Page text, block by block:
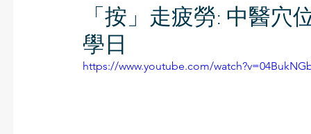
「按」走疲勞: 中醫穴
學日
https://www.youtube.com/